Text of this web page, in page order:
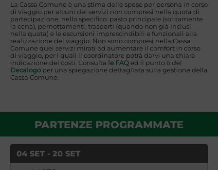
La Cassa Comune è una stima delle spese per persona in corso
di viaggio per alcuni dei servizi non compresi nella quota di
partecipazione, nello specifico: pasto principale (solitamente
la cena), pernottamenti, trasporti (quando non già inclusi
nella quota) e le escursioni imprescindibili e funzionali alla
realizzazione del viaggio. Non sono compresi nella Cassa
Comune quei servizi mirati ad aumentare il comfort in corso
di viaggio, per i quali il coordinatore potrà darvi una chiara
indicazione dei costi. Consulta le FAQed il punto 6 del
Decalogoper una spiegazione dettagliata sulla gestione della
Cassa Comune.
PARTENZE PROGRAMMATE
04 SET - 20 SET